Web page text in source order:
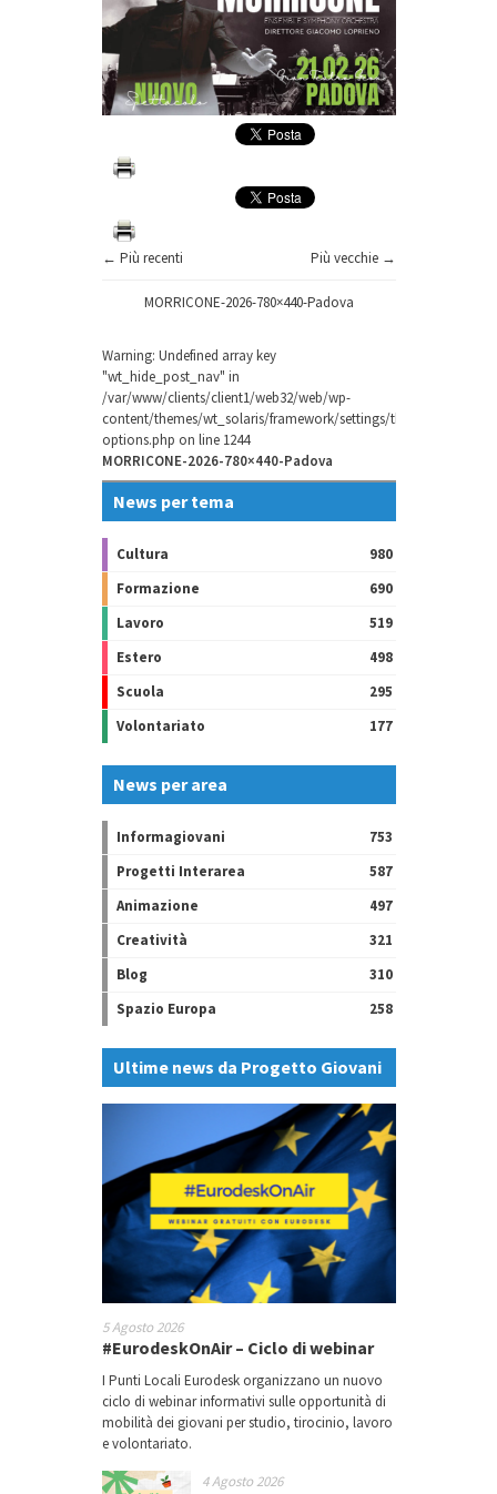
← Più recenti Più vecchie →
MORRICONE-2026-780×440-Padova
Warning: Undefined array key
"wt_hide_post_nav" in
/var/www/clients/client1/web32/web/wp-
content/themes/wt_solaris/framework/settings/theme-
options.php on line 1244
MORRICONE-2026-780×440-Padova
News per tema
Cultura
980
Formazione
690
Lavoro
519
Estero
498
Scuola
295
Volontariato
177
News per area
Informagiovani
753
Progetti Interarea
587
Animazione
497
Creatività
321
Blog
310
Spazio Europa
258
Ultime news da Progetto Giovani
5 Agosto 2026
#EurodeskOnAir – Ciclo di webinar
I Punti Locali Eurodesk organizzano un nuovo
ciclo di webinar informativi sulle opportunità di
mobilità dei giovani per studio, tirocinio, lavoro
e volontariato.
4 Agosto 2026